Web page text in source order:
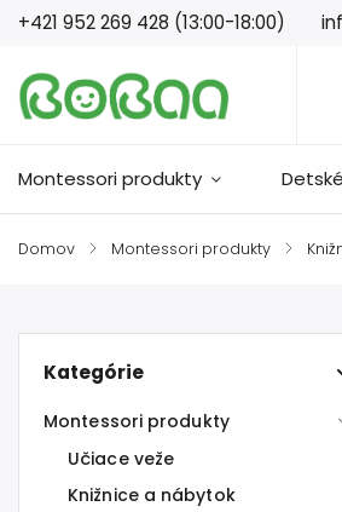
+421 952 269 428 (13:00-18:00)
Montessori produkty
Domov / Montessori produkty /
Kategórie
Montessori produkty
Učiace veže
Knižnice a nábytok